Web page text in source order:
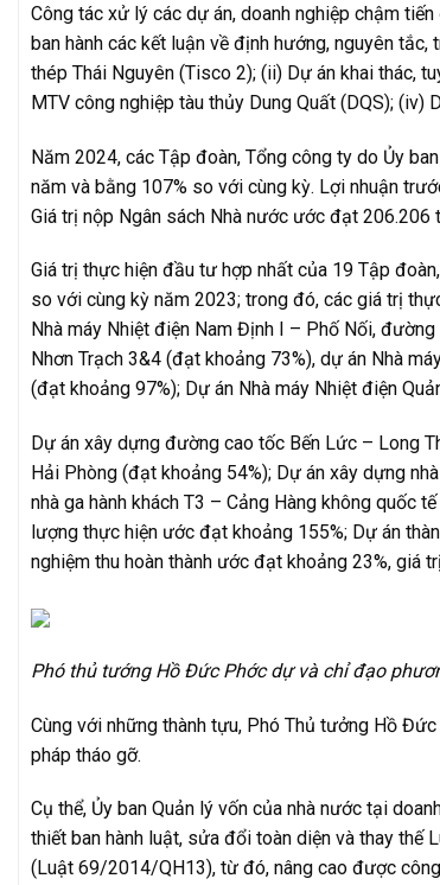
Công tác xử lý các dự án, doanh nghiệp chậm
ban hành các kết luận về định hướng, nguyên
thép Thái Nguyên (Tisco 2); (ii) Dự án khai thác,
MTV công nghiệp tàu thủy Dung Quất (DQS); (iv)
Năm 2024, các Tập đoàn, Tổng công ty do Ủy
năm và bằng 107% so với cùng kỳ. Lợi nhuận
Giá trị nộp Ngân sách Nhà nước ước đạt
Giá trị thực hiện đầu tư hợp nhất của 19 Tập
so với cùng kỳ năm 2023; trong đó, các giá trị
Nhà máy Nhiệt điện Nam Định I – Phố Nối,
Nhơn Trạch 3&4 (đạt khoảng 73%), dự án Nhà
(đạt khoảng 97%); Dự án Nhà máy Nhiệt điện
Dự án xây dựng đường cao tốc Bến Lức – Long
Hải Phòng (đạt khoảng 54%); Dự án xây dựng
nhà ga hành khách T3 – Cảng Hàng không quốc
lượng thực hiện ước đạt khoảng 155%; Dự án
nghiệm thu hoàn thành ước đạt khoảng 23%, giá
Phó thủ tướng Hồ Đức Phớc dự và chỉ đạo
Cùng với những thành tựu, Phó Thủ tưởng Hồ
pháp tháo gỡ.
Cụ thể, Ủy ban Quản lý vốn của nhà nước tại
thiết ban hành luật, sửa đổi toàn diện và thay thế
(Luật 69/2014/QH13), từ đó, nâng cao được